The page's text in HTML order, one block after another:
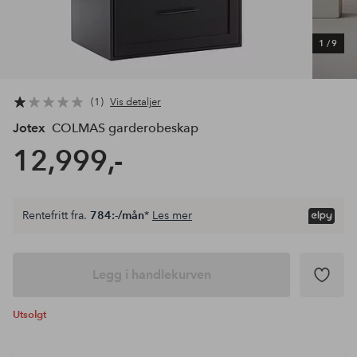
1 /9
1 Vis detaljer
Jotex COLMAS garderobeskap
12,999,-
Rentefritt fra. 784:-/mån* Les mer
Legg i handlekurven
Utsolgt